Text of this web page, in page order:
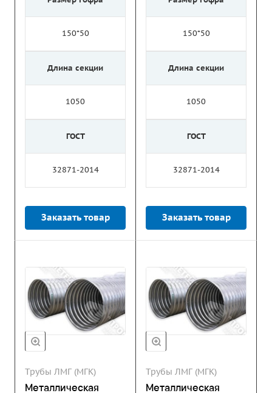
150*50
Длина секции
1050
ГОСТ
32871-2014
Заказать товар
150*50
Длина секции
1050
ГОСТ
32871-2014
Заказать товар
Трубы ЛМГ (МГК)
Металлическая
Трубы ЛМГ (МГК)
Металлическая